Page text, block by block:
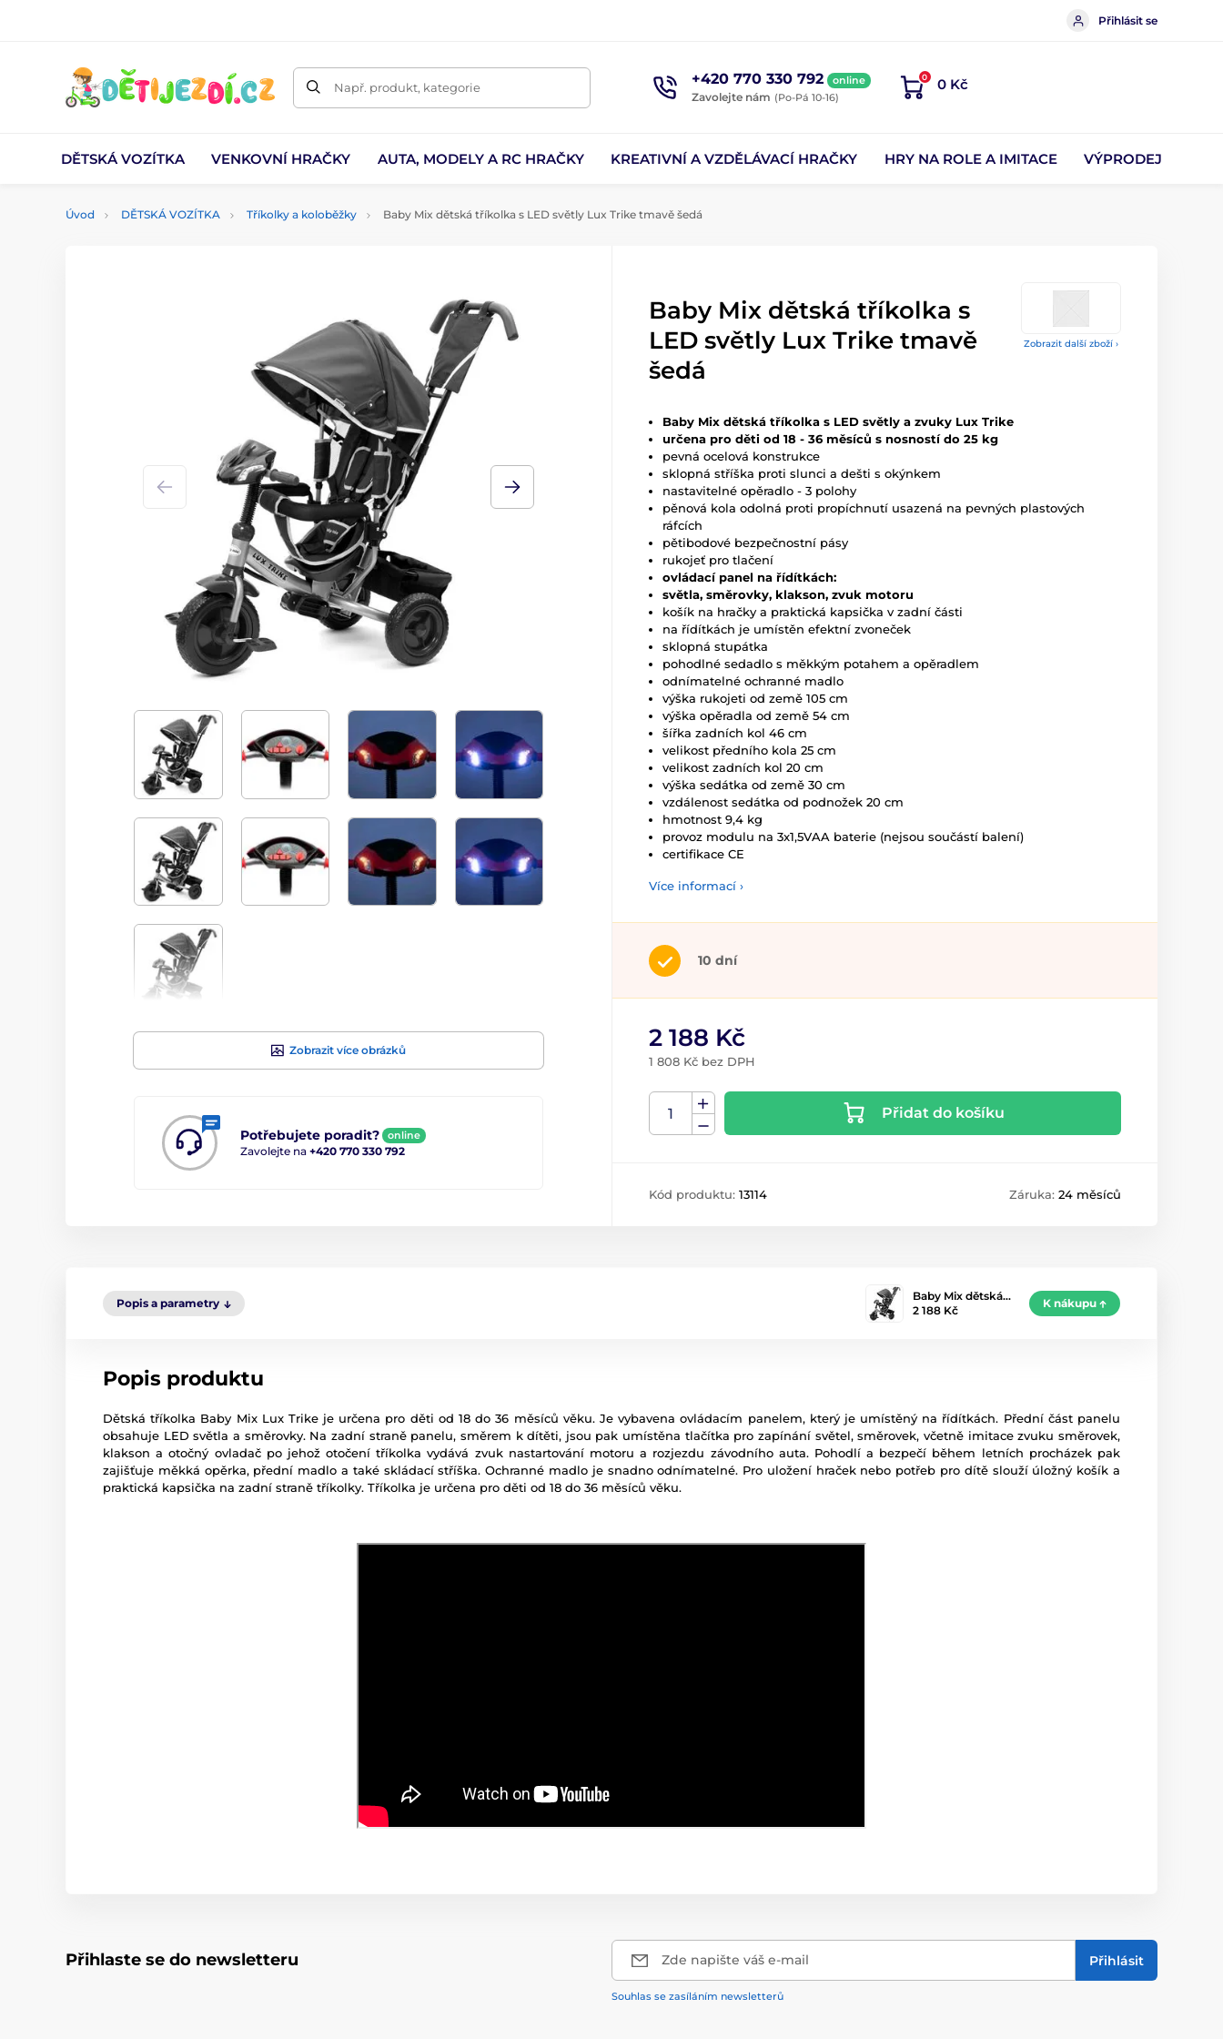
Přihlásit se
Např. produkt, kategorie +420 770 330 792 online
Zavolejte nám (Po-Pá 10-16)
0 0 Kč
DĚTSKÁ VOZÍTKA VENKOVNÍ HRAČKY AUTA, MODELY A RC HRAČKY KREATIVNÍ A VZDĚLÁVACÍ HRAČKY HRY NA ROLE A IMITACE VÝPRODEJ
Úvod DĚTSKÁ VOZÍTKA Tříkolky a koloběžky Baby Mix dětská tříkolka s LED světly Lux Trike tmavě šedá
Zobrazit další zboží ›
Zobrazit více obrázků
Potřebujete poradit? online
Zavolejte na +420 770 330 792
Baby Mix dětská tříkolka s
LED světly Lux Trike tmavě
šedá
Baby Mix dětská tříkolka s LED světly a zvuky Lux Trike
určena pro děti od 18 - 36 měsíců s nosností do 25 kg
pevná ocelová konstrukce
sklopná stříška proti slunci a dešti s okýnkem
nastavitelné opěradlo - 3 polohy
pěnová kola odolná proti propíchnutí usazená na pevných plastových
ráfcích
pětibodové bezpečnostní pásy
rukojeť pro tlačení
ovládací panel na řídítkách:
světla, směrovky, klakson, zvuk motoru
košík na hračky a praktická kapsička v zadní části
na řídítkách je umístěn efektní zvoneček
sklopná stupátka
pohodlné sedadlo s měkkým potahem a opěradlem
odnímatelné ochranné madlo
výška rukojeti od země 105 cm
výška opěradla od země 54 cm
šířka zadních kol 46 cm
velikost předního kola 25 cm
velikost zadních kol 20 cm
výška sedátka od země 30 cm
vzdálenost sedátka od podnožek 20 cm
hmotnost 9,4 kg
provoz modulu na 3x1,5VAA baterie (nejsou součástí balení)
certifikace CE
Více informací ›
10 dní
2 188 Kč
1 808 Kč bez DPH
Přidat do košíku
Kód produktu: 13114 Záruka: 24 měsíců
Popis a parametry
Baby Mix dětská…
2 188 Kč
K nákupu
Popis produktu
Dětská tříkolka Baby Mix Lux Trike je určena pro děti od 18 do 36 měsíců věku. Je vybavena ovládacím panelem, který je umístěný na řídítkách. Přední část panelu
obsahuje LED světla a směrovky. Na zadní straně panelu, směrem k dítěti, jsou pak umístěna tlačítka pro zapínání světel, směrovek, včetně imitace zvuku směrovek,
klakson a otočný ovladač po jehož otočení tříkolka vydává zvuk nastartování motoru a rozjezdu závodního auta. Pohodlí a bezpečí během letních procházek pak
zajišťuje měkká opěrka, přední madlo a také skládací stříška. Ochranné madlo je snadno odnímatelné. Pro uložení hraček nebo potřeb pro dítě slouží úložný košík a
praktická kapsička na zadní straně tříkolky. Tříkolka je určena pro děti od 18 do 36 měsíců věku.
Přihlaste se do newsletteru Zde napište váš e-mail Přihlásit
Souhlas se zasíláním newsletterů